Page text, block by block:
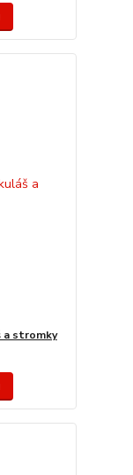
a stromky